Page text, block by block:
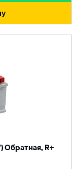
Обратная, R+